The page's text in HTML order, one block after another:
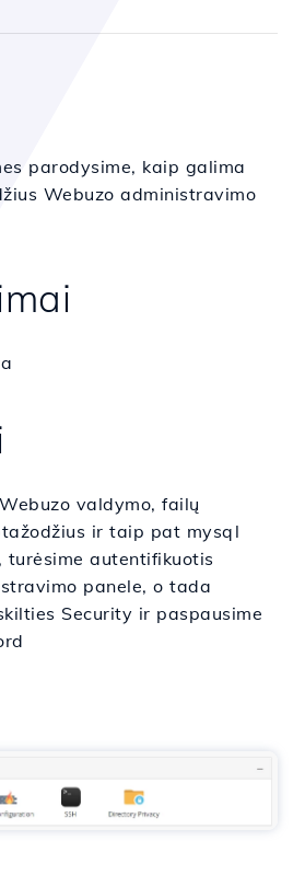
parodysime, kaip galima
Webuzo administravimo
valdymo, failų
ir taip pat mysql
turėsime autentifikuotis
panele, o tada
Security ir paspausime